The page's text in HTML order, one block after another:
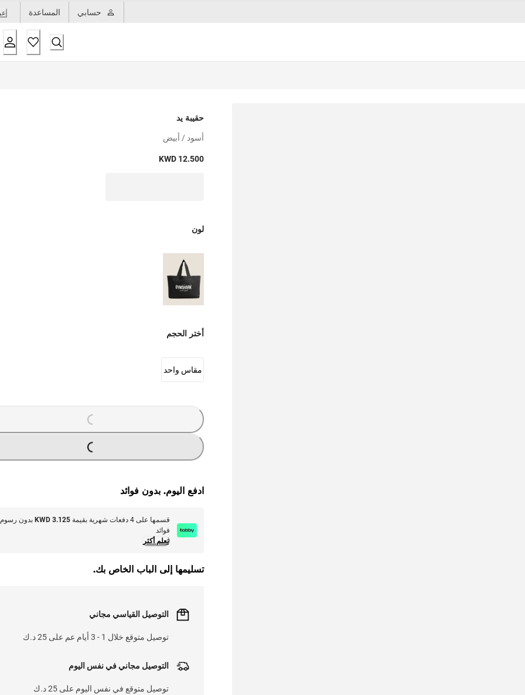
حسابي المساعدة
حقيبة يد
أسود / أبيض
KWD 12.500
لون
أختر الحجم
مقاس واحد
L
O
A
DI
N G
...
L
O
A
DI
N G
...
ادفع اليوم. بدون فوائد
قسمها على 4 دفعات شهرية بقيمة KWD 3.125 بدون رسوم
فوائد
تعلم أكثر
تسليمها إلى الباب الخاص بك.
التوصيل القياسي مجاني
توصيل متوقع خلال 1 - 3 أيام عم على 25 د.ك
التوصيل مجاني في نفس اليوم
توصيل متوقع في نفس اليوم على 25 د.ك